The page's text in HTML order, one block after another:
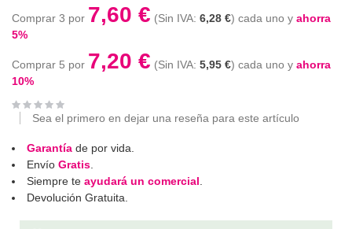
Comprar 3 por 7,60 € 6,28 € cada uno y ahorra
5%
Comprar 5 por 7,20 € 5,95 € cada uno y ahorra
10%
Sea el primero en dejar una reseña para este artículo
Garantía de por vida.
Envío Gratis.
Siempre te ayudará un comercial.
Devolución Gratuita.